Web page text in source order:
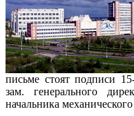
письме стоят подписи
зам. генерального
начальника